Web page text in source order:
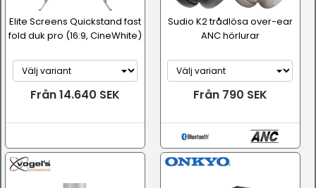
Elite Screens Quickstand fast
fold duk pro (16:9, CineWhite)
Från 14.640 SEK
Sudio K2 trådlösa over-ear
ANC hörlurar
Från 790 SEK